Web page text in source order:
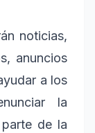
noticias,
anuncios
a los
la
de la